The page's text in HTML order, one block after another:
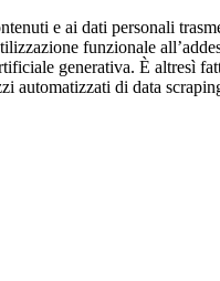
e ai dati personali
funzionale
generativa. È altresì
automatizzati di data